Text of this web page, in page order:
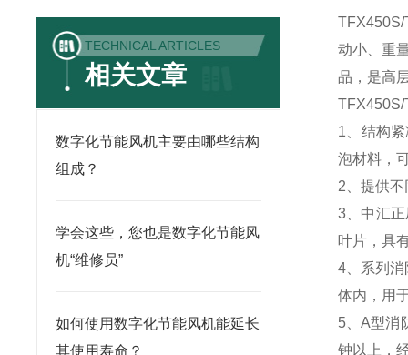
TECHNICAL ARTICLES
相关文章
数字化节能风机主要由哪些结构
组成？
学会这些，您也是数字化节能风
机“维修员”
如何使用数字化节能风机能延长
其使用寿命？
动小、重
品，是高
1、结构
泡材料，
2、提供
3、中汇
叶片，具
4、系列
体内，用
5、A型消
钟以上，